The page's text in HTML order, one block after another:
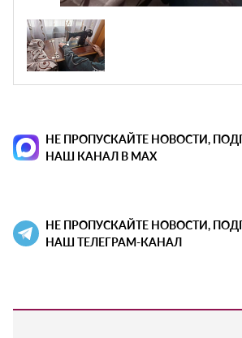
НЕ ПРОПУСКАЙТЕ НОВОСТИ,
НАШ КАНАЛ В MAX
НЕ ПРОПУСКАЙТЕ НОВОСТИ,
НАШ ТЕЛЕГРАМ-КАНАЛ